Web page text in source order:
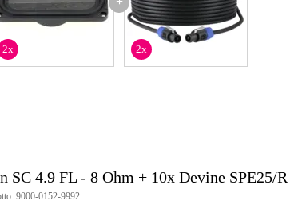
2x 2x
SC 4.9 FL - 8 Ohm + 10x Devine SPE25/R
9000-0152-9992